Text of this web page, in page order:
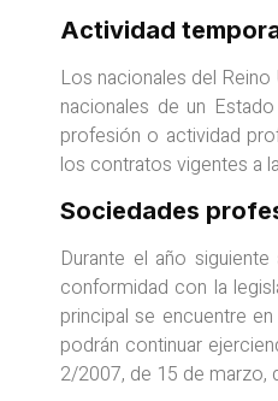
Actividad
Los nacionales del
nacionales de un
profesión o actividad
los contratos vigentes a
Sociedades
Durante el año
conformidad con la
principal se encuentre
podrán continuar
2/2007, de 15 de marzo,